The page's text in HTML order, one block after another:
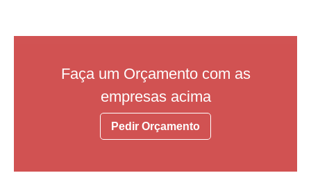
Faça um Orçamento com as
empresas acima
Pedir Orçamento